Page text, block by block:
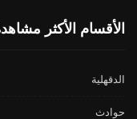
الأقسام الأكثر
الدقهلية
حوادث